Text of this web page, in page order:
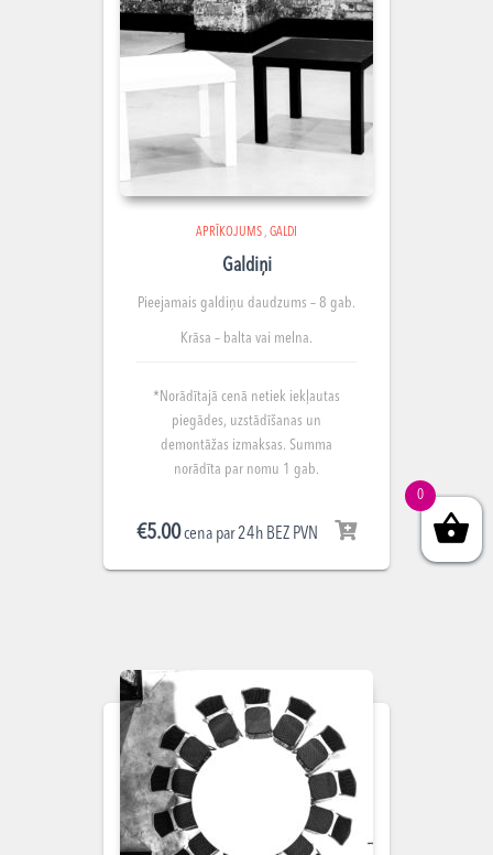
APRĪKOJUMS , GALDI
Galdiņi
Pieejamais galdiņu daudzums – 8 gab.
Krāsa – balta vai melna.
*Norādītajā cenā netiek iekļautas
piegādes, uzstādīšanas un
demontāžas izmaksas. Summa
norādīta par nomu 1 gab.
€5.00cena par 24h BEZ PVN
0